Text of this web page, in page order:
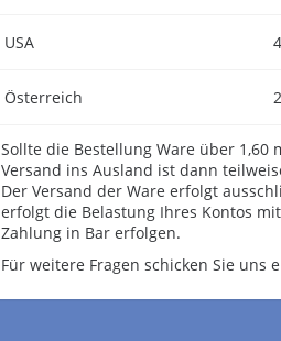
USA
Österreich
Sollte die Bestellung Ware über
Versand ins Ausland ist dann
Der Versand der Ware erfolgt
erfolgt die Belastung Ihres Kontos
Zahlung in Bar erfolgen.
Für weitere Fragen schicken Sie uns